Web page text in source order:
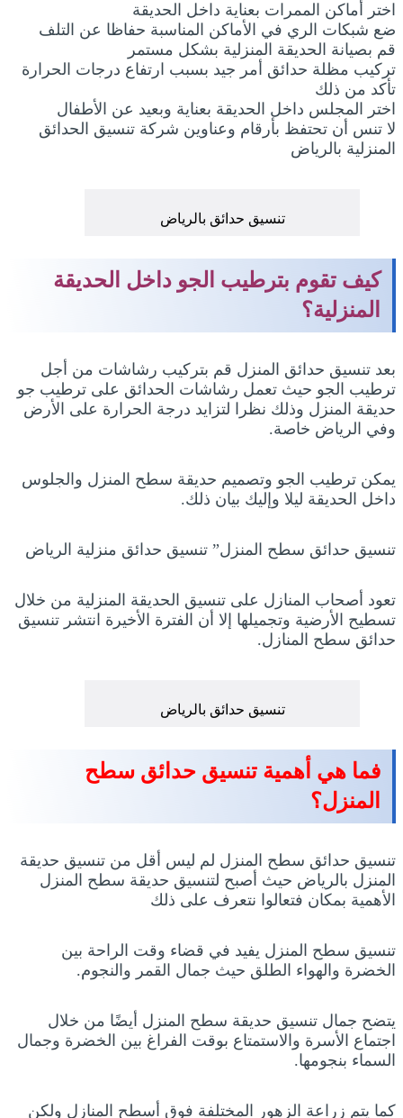
اختر أماكن الممرات بعناية داخل الحديقة
ضع شبكات الري في الأماكن المناسبة حفاظا عن التلف
قم بصيانة الحديقة المنزلية بشكل مستمر
تركيب مظلة حدائق أمر جيد بسبب ارتفاع درجات الحرارة
تأكد من ذلك
اختر المجلس داخل الحديقة بعناية وبعيد عن الأطفال
لا تنس أن تحتفظ بأرقام وعناوين شركة تنسيق الحدائق
المنزلية بالرياض
تنسيق حدائق بالرياض
كيف تقوم بترطيب الجو داخل الحديقة
المنزلية؟
بعد تنسيق حدائق المنزل قم بتركيب رشاشات من أجل
ترطيب الجو حيث تعمل رشاشات الحدائق على ترطيب جو
حديقة المنزل وذلك نظرا لتزايد درجة الحرارة على الأرض
وفي الرياض خاصة.
يمكن ترطيب الجو وتصميم حديقة سطح المنزل والجلوس
داخل الحديقة ليلا وإليك بيان ذلك.
تنسيق حدائق سطح المنزل” تنسيق حدائق منزلية الرياض
تعود أصحاب المنازل على تنسيق الحديقة المنزلية من خلال
تسطيح الأرضية وتجميلها إلا أن الفترة الأخيرة انتشر تنسيق
حدائق سطح المنازل.
تنسيق حدائق بالرياض
فما هي أهمية تنسيق حدائق سطح
المنزل؟
تنسيق حدائق سطح المنزل لم ليس أقل من تنسيق حديقة
المنزل بالرياض حيث أصبح لتنسيق حديقة سطح المنزل
الأهمية بمكان فتعالوا نتعرف على ذلك
تنسيق سطح المنزل يفيد في قضاء وقت الراحة بين
الخضرة والهواء الطلق حيث جمال القمر والنجوم.
يتضح جمال تنسيق حديقة سطح المنزل أيضًا من خلال
اجتماع الأسرة والاستمتاع بوقت الفراغ بين الخضرة وجمال
السماء بنجومها.
كما يتم زراعة الزهور المختلفة فوق أسطح المنازل ولكن